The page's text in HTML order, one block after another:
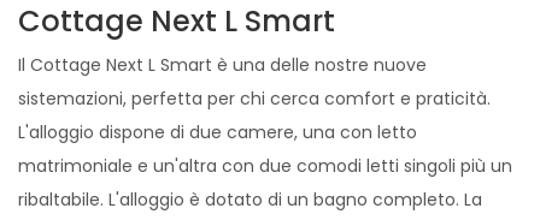
Cottage Next L Smart
Il Cottage Next L Smart è una delle nostre nuove
sistemazioni, perfetta per chi cerca comfort e praticità.
L'alloggio dispone di due camere, una con letto
matrimoniale e un'altra con due comodi letti singoli più un
ribaltabile. L'alloggio è dotato di un bagno completo. La